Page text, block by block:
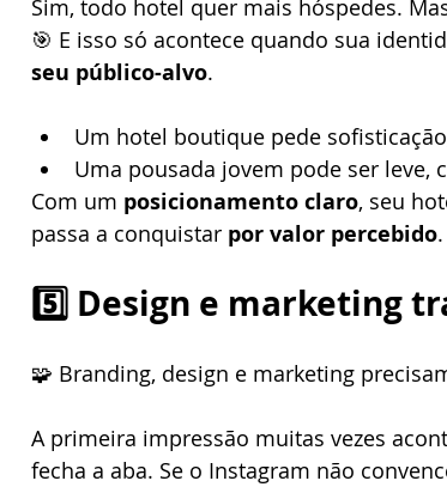
Sim, todo hotel quer mais hóspedes.
🎯 E isso só acontece quando sua
seu público-alvo.
Um hotel boutique pede
Uma pousada jovem pode ser leve,
Com um posicionamento claro, seu
passa a conquistar por valor percebido.
5️⃣ Design e marketing
🧩 Branding, design e marketing
A primeira impressão muitas vezes
fecha a aba. Se o Instagram não